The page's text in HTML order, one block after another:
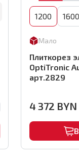
1200 1600
Мало
Плиткорез
OptiTronic
арт.2829
4 372 BYN